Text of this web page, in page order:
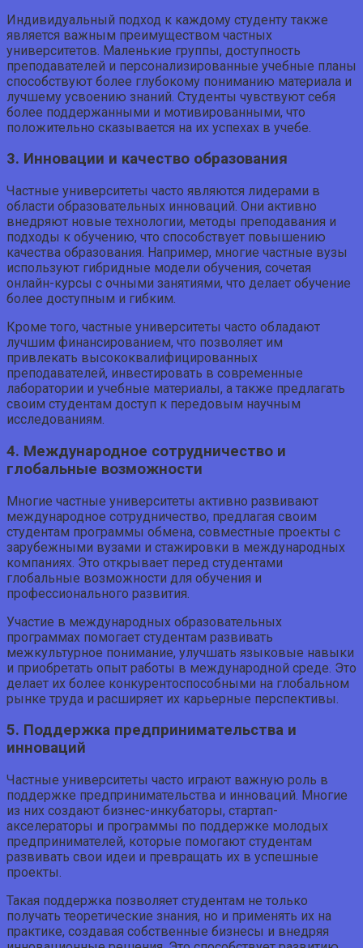
Индивидуальный подход к каждому студенту также
является важным преимуществом частных
университетов. Маленькие группы, доступность
преподавателей и персонализированные учебные планы
способствуют более глубокому пониманию материала и
лучшему усвоению знаний. Студенты чувствуют себя
более поддержанными и мотивированными, что
положительно сказывается на их успехах в учебе.
3. Инновации и качество образования
Частные университеты часто являются лидерами в
области образовательных инноваций. Они активно
внедряют новые технологии, методы преподавания и
подходы к обучению, что способствует повышению
качества образования. Например, многие частные вузы
используют гибридные модели обучения, сочетая
онлайн-курсы с очными занятиями, что делает обучение
более доступным и гибким.
Кроме того, частные университеты часто обладают
лучшим финансированием, что позволяет им
привлекать высококвалифицированных
преподавателей, инвестировать в современные
лаборатории и учебные материалы, а также предлагать
своим студентам доступ к передовым научным
исследованиям.
4. Международное сотрудничество и
глобальные возможности
Многие частные университеты активно развивают
международное сотрудничество, предлагая своим
студентам программы обмена, совместные проекты с
зарубежными вузами и стажировки в международных
компаниях. Это открывает перед студентами
глобальные возможности для обучения и
профессионального развития.
Участие в международных образовательных
программах помогает студентам развивать
межкультурное понимание, улучшать языковые навыки
и приобретать опыт работы в международной среде. Это
делает их более конкурентоспособными на глобальном
рынке труда и расширяет их карьерные перспективы.
5. Поддержка предпринимательства и
инноваций
Частные университеты часто играют важную роль в
поддержке предпринимательства и инноваций. Многие
из них создают бизнес-инкубаторы, стартап-
акселераторы и программы по поддержке молодых
предпринимателей, которые помогают студентам
развивать свои идеи и превращать их в успешные
проекты.
Такая поддержка позволяет студентам не только
получать теоретические знания, но и применять их на
практике, создавая собственные бизнесы и внедряя